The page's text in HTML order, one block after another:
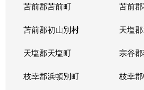
苫前郡苫前町 苫前
苫前郡初山別村 天塩
天塩郡天塩町 宗谷
枝幸郡浜頓別町 枝幸